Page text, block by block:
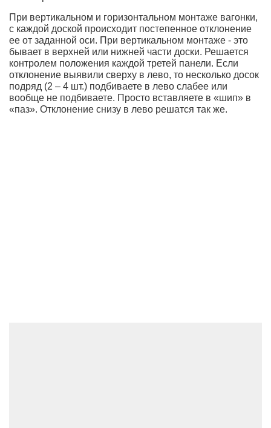
При вертикальном и горизонтальном монтаже вагонки,
с каждой доской происходит постепенное отклонение
ее от заданной оси. При вертикальном монтаже - это
бывает в верхней или нижней части доски. Решается
контролем положения каждой третей панели. Если
отклонение выявили сверху в лево, то несколько досок
подряд (2 – 4 шт.) подбиваете в лево слабее или
вообще не подбиваете. Просто вставляете в «шип» в
«паз». Отклонение снизу в лево решатся так же.